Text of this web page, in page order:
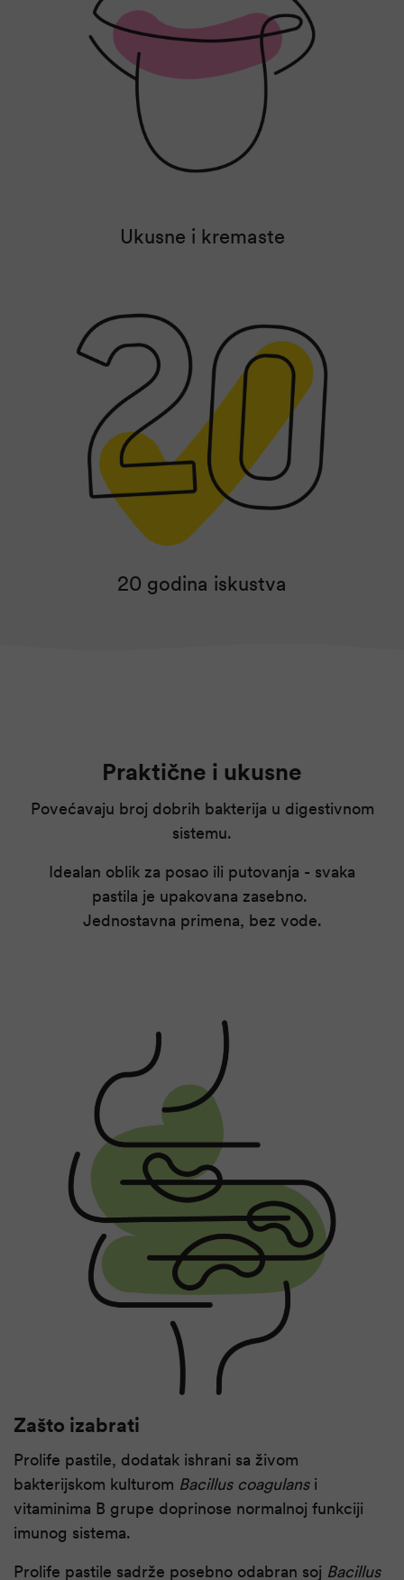
Ukusne i kremaste
20 godina iskustva
Praktične i ukusne
Povećavaju broj dobrih bakterija u digestivnom
sistemu.
Idealan oblik za posao ili putovanja - svaka
pastila je upakovana zasebno.
Jednostavna primena, bez vode.
Zašto izabrati
Prolife pastile, dodatak ishrani sa živom
bakterijskom kulturom Bacillus coagulansi
vitaminima B grupe doprinose normalnoj funkciji
imunog sistema.
Prolife pastile sadrže posebno odabran soj Bacillus